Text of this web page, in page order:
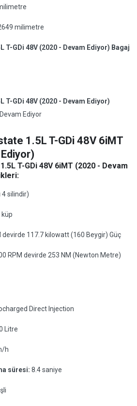
milimetre
T-GDi 48V (2020 - Devam Ediyor) Bagaj
T-GDi 48V (2020 - Devam Ediyor)
Ediyor
1.5L T-GDi 48V 6iMT
T-GDi 48V 6iMT (2020 - Devam
4 silindir)
devirde 117.7 kilowatt (160 Beygir) Güç
RPM devirde 253 NM (Newton Metre)
Direct Injection
Litre
h
süresi: 8.4 saniye